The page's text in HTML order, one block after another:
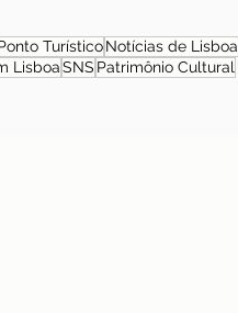
Turístico Notícias de Lisboa
LisboaSNS Patrimônio Cultural